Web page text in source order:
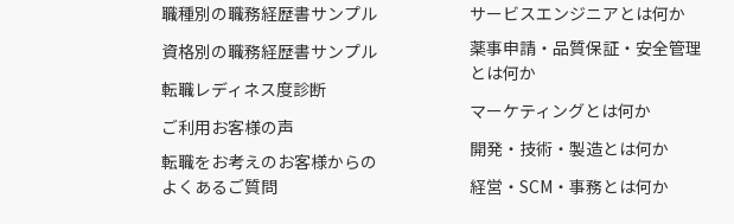
職種別の職務経歴書サンプル
資格別の職務経歴書サンプル
転職レディネス度診断
ご利用お客様の声
転職をお考えのお客様からの
よくあるご質問
サービスエンジニアとは何か
薬事申請・品質保証・安全管理
とは何か
マーケティングとは何か
開発・技術・製造とは何か
経営・SCM・事務とは何か